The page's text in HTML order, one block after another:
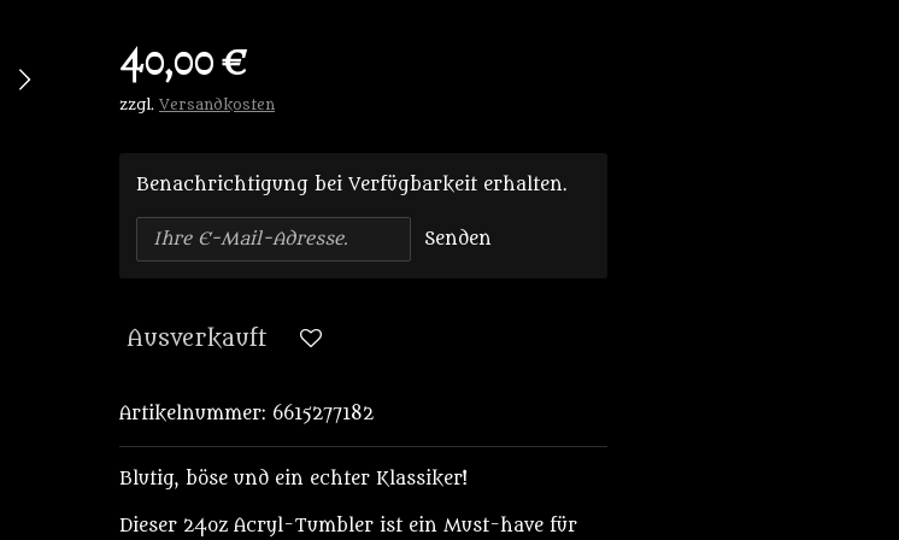
40,00 €
zzgl. Versandkosten
Benachrichtigung bei Verfügbarkeit erhalten.
Senden
Ausverkauft
Artikelnummer: 6615277182
Blutig, böse und ein echter Klassiker!
Dieser 24oz Acryl-Tumbler ist ein Must-have für